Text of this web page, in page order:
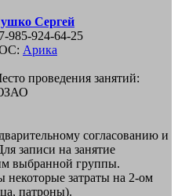
Сергей
985-924-64-25
Арика
проведения занятий:
согласованию и
записи на занятие
выбранной группы.
затраты на 2-ом
патроны).